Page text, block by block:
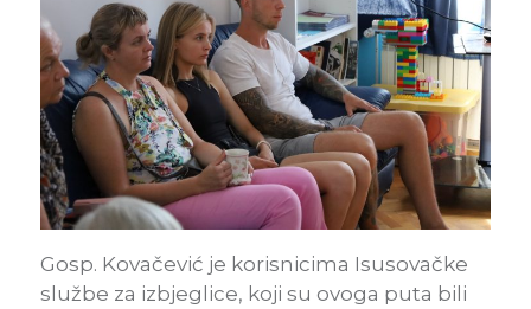
Gosp. Kovačević je korisnicima Isusovačke
službe za izbjeglice, koji su ovoga puta bili